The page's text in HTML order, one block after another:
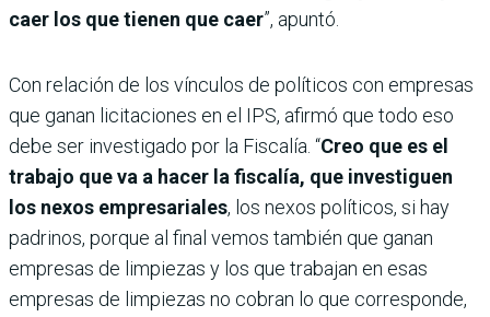
caer los que tienen que caer”, apuntó.
Con relación de los vínculos de políticos con empresas
que ganan licitaciones en el IPS, afirmó que todo eso
debe ser investigado por la Fiscalía. “Creo que es el
trabajo que va a hacer la fiscalía, que investiguen
los nexos empresariales, los nexos políticos, si hay
padrinos, porque al final vemos también que ganan
empresas de limpiezas y los que trabajan en esas
empresas de limpiezas no cobran lo que corresponde,